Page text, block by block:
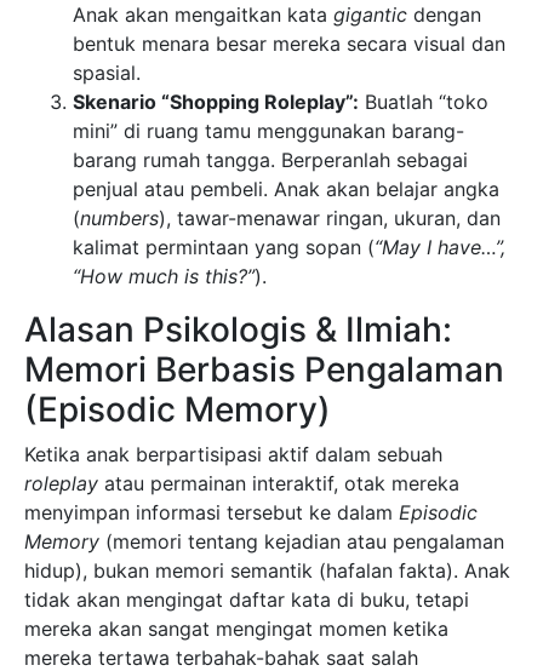
Anak akan mengaitkan kata gigantic dengan
bentuk menara besar mereka secara visual dan
spasial.
Skenario “Shopping Roleplay”: Buatlah “toko
mini” di ruang tamu menggunakan barang-
barang rumah tangga. Berperanlah sebagai
penjual atau pembeli. Anak akan belajar angka
(numbers), tawar-menawar ringan, ukuran, dan
kalimat permintaan yang sopan (“May I have…”,
“How much is this?”).
Alasan Psikologis & Ilmiah:
Memori Berbasis Pengalaman
(Episodic Memory)
Ketika anak berpartisipasi aktif dalam sebuah
roleplay atau permainan interaktif, otak mereka
menyimpan informasi tersebut ke dalam Episodic
Memory (memori tentang kejadian atau pengalaman
hidup), bukan memori semantik (hafalan fakta). Anak
tidak akan mengingat daftar kata di buku, tetapi
mereka akan sangat mengingat momen ketika
mereka tertawa terbahak-bahak saat salah